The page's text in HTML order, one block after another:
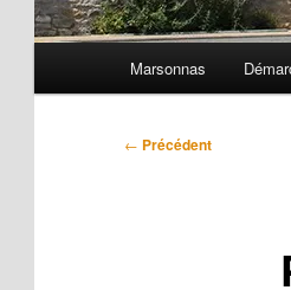
Marsonnas
Navigation
← Précédent